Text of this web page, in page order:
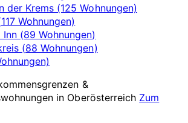
der Krems (125 Wohnungen)
Wohnungen)
Inn (89 Wohnungen)
(88 Wohnungen)
&
in Oberösterreich Zum